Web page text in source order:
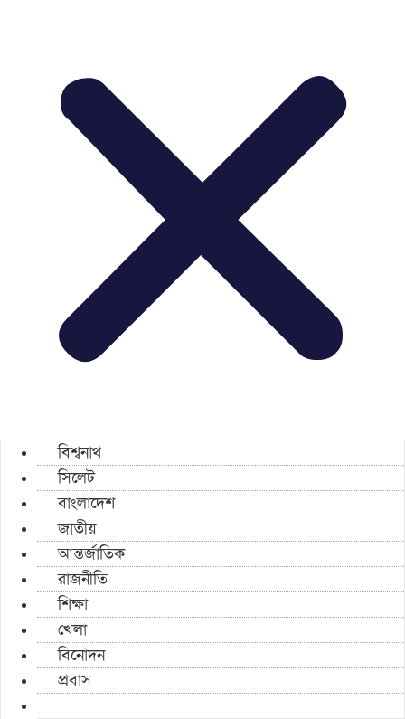
বিশ্বনাথ
সিলেট
বাংলাদেশ
জাতীয়
আন্তর্জাতিক
রাজনীতি
শিক্ষা
খেলা
বিনোদন
প্রবাস